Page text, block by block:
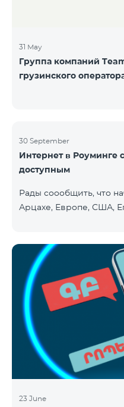
31 May
Группа компаний
грузинского
30 September
Интернет в Роуминге
доступным
Рады соообщить, что
Арцахе, Европе, США,
звонки в Армению
Исходящие звонки
SMS – 150 драм.
Албания, Австралия,
Босния и
Германия, Греция,
Ирландия, Исландия,
23 June